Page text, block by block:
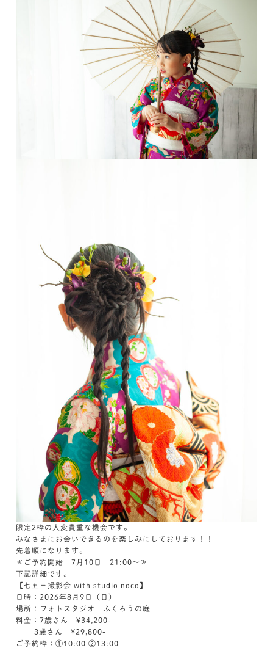
限定2枠の大変貴重な機会です。
みなさまにお会いできるのを楽しみにしております！！
先着順になります。
≪ご予約開始 7月10日 21:00～≫
下記詳細です。
【七五三撮影会 with studio noco】
日時：2026年8月9日（日）
場所：フォトスタジオ ふくろうの庭
料金：7歳さん ¥34,200-
3歳さん ¥29,800-
ご予約枠：①10:00 ②13:00